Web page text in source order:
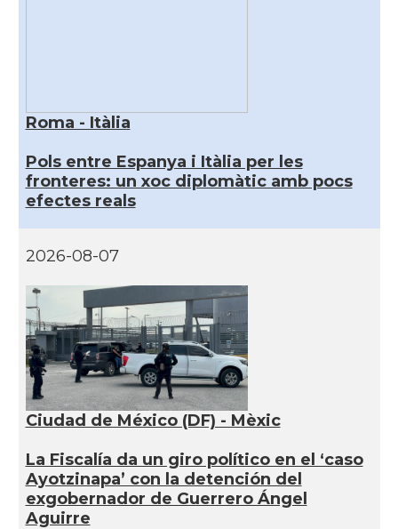
Roma - Itàlia
Pols entre Espanya i Itàlia per les
fronteres: un xoc diplomàtic amb pocs
efectes reals
2026-08-07
Ciudad de México (DF) - Mèxic
La Fiscalía da un giro político en el ‘caso
Ayotzinapa’ con la detención del
exgobernador de Guerrero Ángel
Aguirre